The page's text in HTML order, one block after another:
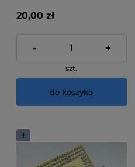
20,00 zł
- +
szt.
do koszyka